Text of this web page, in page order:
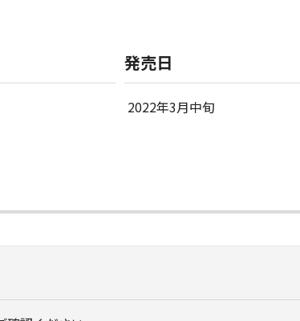
発売日
2022年3月中旬